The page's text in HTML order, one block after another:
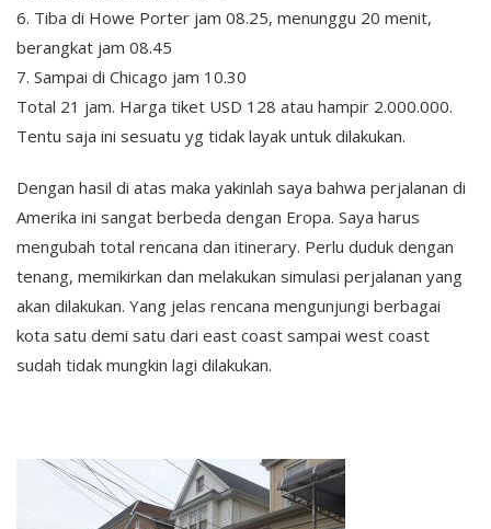
6. Tiba di Howe Porter jam 08.25, menunggu 20 menit,
berangkat jam 08.45
7. Sampai di Chicago jam 10.30
Total 21 jam. Harga tiket USD 128 atau hampir 2.000.000.
Tentu saja ini sesuatu yg tidak layak untuk dilakukan.
Dengan hasil di atas maka yakinlah saya bahwa perjalanan di
Amerika ini sangat berbeda dengan Eropa. Saya harus
mengubah total rencana dan itinerary. Perlu duduk dengan
tenang, memikirkan dan melakukan simulasi perjalanan yang
akan dilakukan. Yang jelas rencana mengunjungi berbagai
kota satu demi satu dari east coast sampai west coast
sudah tidak mungkin lagi dilakukan.